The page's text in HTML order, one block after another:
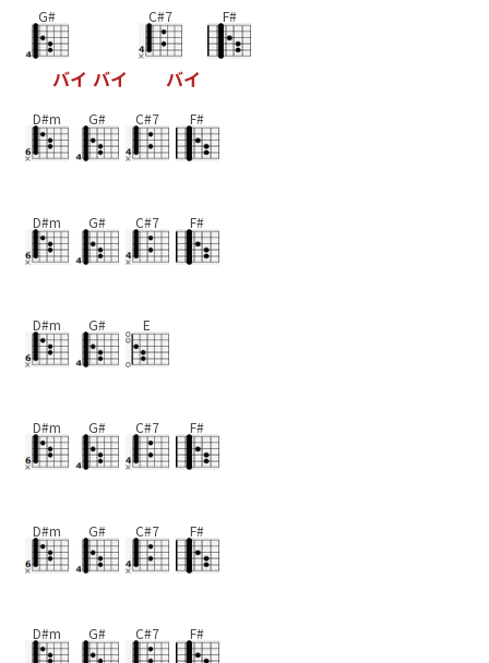
G#
バイ バイ
C#7
バイ
F#
D#m G# C#7 F#
D#m G# C#7 F#
D#m G# E
D#m G# C#7 F#
D#m G# C#7 F#
D#m G# C#7 F#